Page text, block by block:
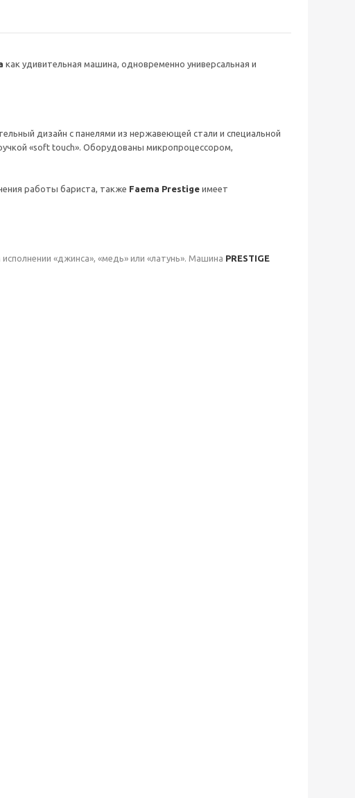
как удивительная машина, одновременно универсальная и
дизайн с панелями из нержавеющей стали и специальной
«soft touch». Оборудованы микропроцессором,
работы бариста, также Faema Prestige имеет
«джинса», «медь» или «латунь». Машина PRESTIGE